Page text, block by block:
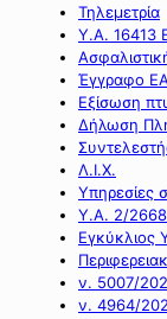
Τηλεμετρία
Υ.Α. 16413
Έγγραφο
Εξίσωση
Δήλωση
Λ.Ι.Χ.
Υπηρεσίες
Υ.Α. 2/
ν. 5007/
ν. 4964/